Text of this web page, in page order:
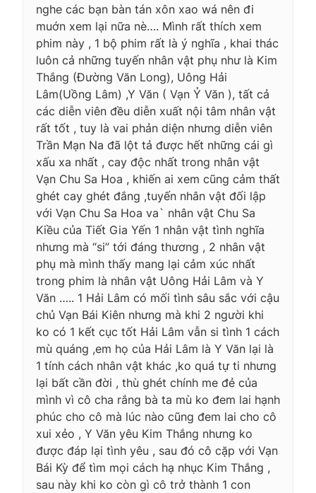
nghe các bạn bàn tán xôn xao wá nên đi
muớn xem lại nữa nè…. Mình rất thích xem
phim này , 1 bộ phim rất là ý nghĩa , khai thác
luôn cả những tuyến nhân vật phụ như là Kim
Thắng (Đường Văn Long), Uông Hải
Lâm(Uồng Lâm) ,Y Văn ( Vạn Ỷ Văn ), tất cả
các diễn viên đều diễn xuất nội tâm nhân vật
rất tốt , tuy là vai phản diện nhưng diễn viên
Trần Mạn Na đã lột tả được hết những cái gì
xấu xa nhất , cay độc nhất trong nhân vật
Vạn Chu Sa Hoa , khiến ai xem cũng cảm thất
ghét cay ghét đắng ,tuyến nhân vật đối lập
với Vạn Chu Sa Hoa va` nhân vật Chu Sa
Kiều của Tiết Gia Yến 1 nhân vật tình nghĩa
nhưng mà “si” tới đáng thương , 2 nhân vật
phụ mà mình thấy mang lại cảm xúc nhất
trong phim là nhân vật Uông Hải Lâm và Y
Văn ….. 1 Hải Lâm có mối tình sâu sắc với cậu
chủ Vạn Bái Kiên nhưng mà khi 2 người khi
ko có 1 kết cục tốt Hải Lâm vẫn si tình 1 cách
mù quáng ,em họ của Hải Lâm là Y Văn lại là
1 tính cách nhân vật khác ,ko quá tự ti nhưng
lại bất cần đời , thù ghét chính me đẻ của
mình vì cô cha rắng bà ta mù ko đem lai hạnh
phúc cho cô mà lúc nào cũng đem lai cho cô
xui xẻo , Y Văn yêu Kim Thắng nhưng ko
được đáp lại tình yêu , sau đó cô cặp với Vạn
Bái Kỳ để tìm mọi cách hạ nhục Kim Thắng ,
sau này khi ko còn gì cô trở thành 1 con